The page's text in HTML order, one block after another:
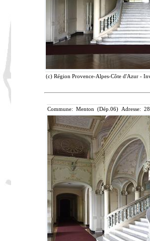
(c) Région Provence-Alpes-Côte d'Azur -
Commune: Menton (Dép.06) Adresse: